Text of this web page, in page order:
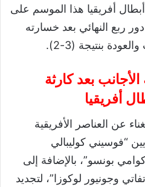
أفريقيا هذا الموسم على
ربع النهائي بعد خسارته
بنتيجة (3-2).
بعد كارثة
أفريقيا
عن العناصر الأفريقية
“فوسيني كوليبالي
بونسو”، بالإضافة إلى
وجونيور لوكوزا”، لتجديد